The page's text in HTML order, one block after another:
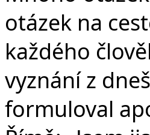
otázek na
každého
vyznání z
formuloval